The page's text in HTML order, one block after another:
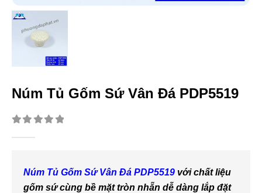
Núm Tủ Gốm Sứ Vân Đá PDP5519
Núm Tủ Gốm Sứ Vân Đá PDP5519 với chất liệu
gốm sứ cùng bề mặt tròn nhẵn dễ dàng lắp đặt